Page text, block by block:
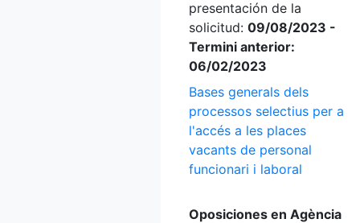
presentación de la
solicitud: 09/08/2023 -
Termini anterior:
06/02/2023
Bases generals dels
processos selectius per a
l'accés a les places
vacants de personal
funcionari i laboral
Oposiciones en Agència